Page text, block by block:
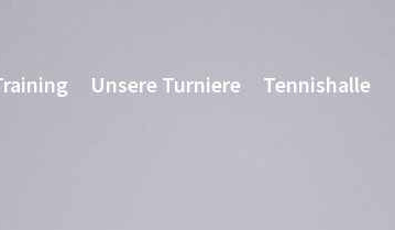
Unsere Turniere Tennishalle